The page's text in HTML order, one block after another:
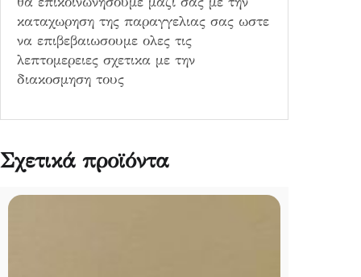
καταχωρηση της παραγγελιας σας ωστε
να επιβεβαιωσουμε ολες τις
λεπτομερειες σχετικα με την
διακοσμηση τους
Σχετικά προϊόντα